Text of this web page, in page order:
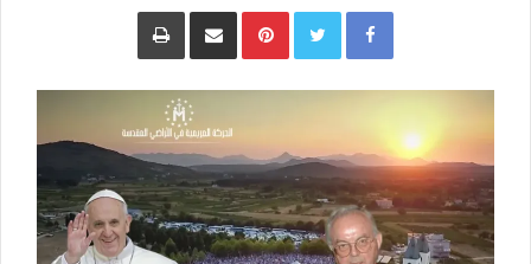
Pinterestمشاركة عبر البريد طباعة